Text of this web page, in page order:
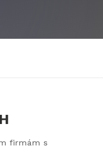
firmám s